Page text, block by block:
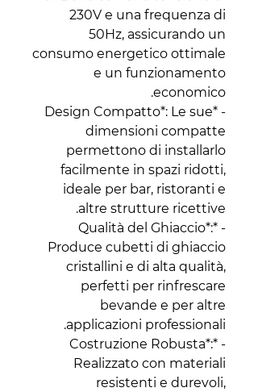
230V e una frequenza di
50Hz, assicurando un
consumo energetico ottimale
e un funzionamento
economico.
- *Design Compatto*: Le sue
dimensioni compatte
permettono di installarlo
facilmente in spazi ridotti,
ideale per bar, ristoranti e
altre strutture ricettive.
- *Qualità del Ghiaccio*:
Produce cubetti di ghiaccio
cristallini e di alta qualità,
perfetti per rinfrescare
bevande e per altre
applicazioni professionali.
- *Costruzione Robusta*:
Realizzato con materiali
resistenti e durevoli,